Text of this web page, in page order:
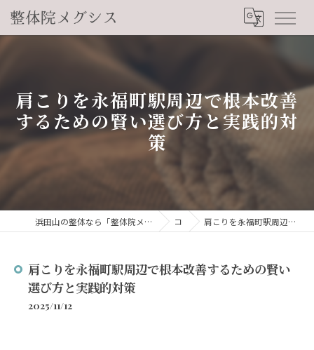
肩こりを永福町駅周辺で根本改善
するための賢い選び方と実践的対
策
浜田山の整体なら「整体院メグシス」肩こり・腰痛・自律神経の悩みを睡眠から改善 コラム 肩こりを永福町駅周辺で根本改善するための賢い選び方と実践的対策
肩こりを永福町駅周辺で根本改善するための賢い
選び方と実践的対策
2025/11/12